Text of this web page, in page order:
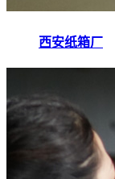
西安纸箱厂